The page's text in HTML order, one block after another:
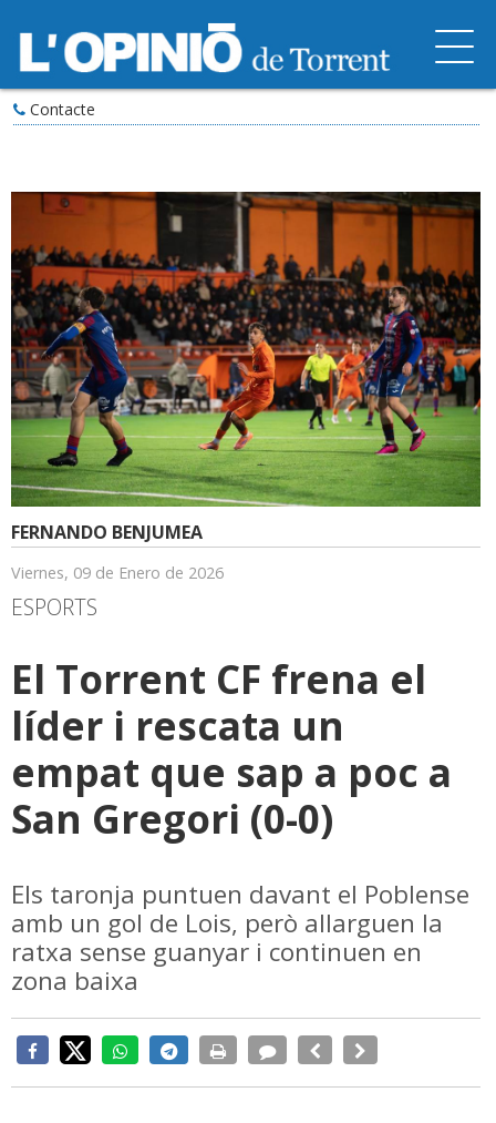
Contacte
FERNANDO BENJUMEA
Viernes, 09 de Enero de 2026
ESPORTS
El Torrent CF frena el
líder i rescata un
empat que sap a poc a
San Gregori (0-0)
Els taronja puntuen davant el Poblense
amb un gol de Lois, però allarguen la
ratxa sense guanyar i continuen en
zona baixa